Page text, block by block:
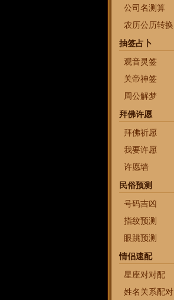
公司名测算
农历公历转换
抽签占卜
观音灵签
关帝神签
周公解梦
拜佛许愿
拜佛祈愿
我要许愿
许愿墙
民俗预测
号码吉凶
指纹预测
眼跳预测
情侣速配
星座对对配
姓名关系配对